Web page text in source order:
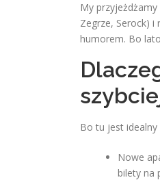
My przyjeżdżamy
Zegrze, Serock)
humorem. Bo
Bo tu jest idealny
Nowe
bilety na